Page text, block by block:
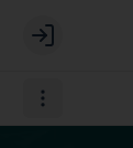
Login